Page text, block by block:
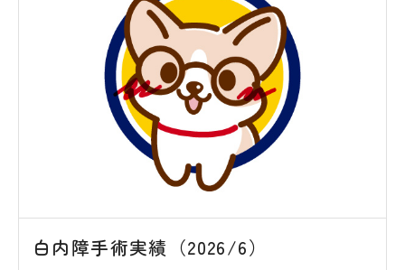
白内障手術実績（2026/6）